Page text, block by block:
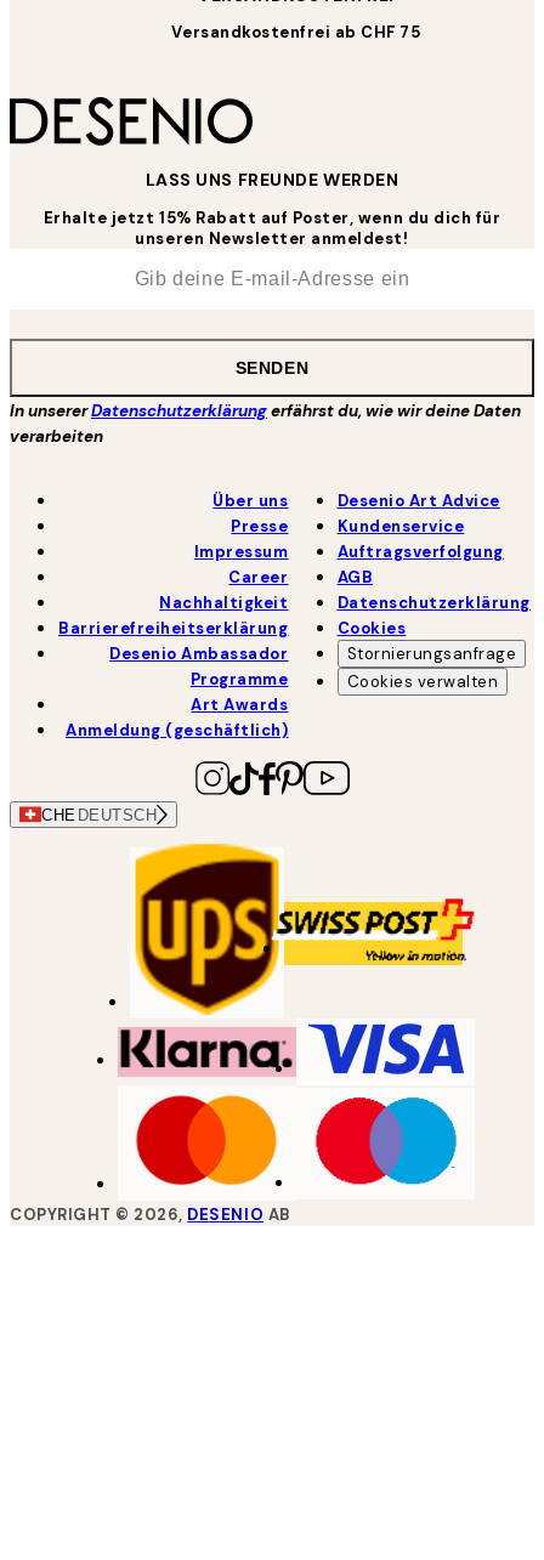
Versandkostenfrei ab CHF 75
LASS UNS FREUNDE WERDEN
Erhalte jetzt 15% Rabatt auf Poster, wenn du dich für
unseren Newsletter anmeldest!
SENDEN
In unsererDatenschutzerklärungerfährst du, wie wir deine Daten
verarbeiten
Über uns
Presse
Impressum
Career
Nachhaltigkeit
Barrierefreiheitserklärung
Desenio Ambassador
Programme
Art Awards
Anmeldung (geschäftlich)
Desenio Art Advice
Kundenservice
Auftragsverfolgung
AGB
Datenschutzerklärung
Cookies
Stornierungsanfrage
Cookies verwalten
CHE DEUTSCH
COPYRIGHT © 2026, DESENIO AB